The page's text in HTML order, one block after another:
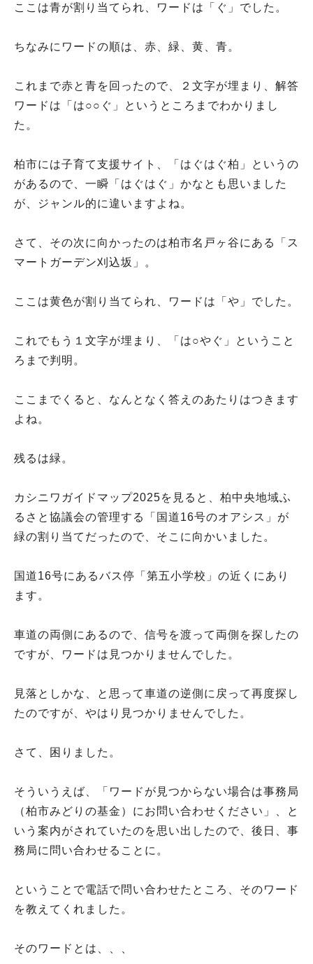
ここは青が割り当てられ、ワードは「ぐ」でした。
ちなみにワードの順は、赤、緑、黄、青。
これまで赤と青を回ったので、２文字が埋まり、解答
ワードは「は○○ぐ」というところまでわかりまし
た。
柏市には子育て支援サイト、「はぐはぐ柏」というの
があるので、一瞬「はぐはぐ」かなとも思いました
が、ジャンル的に違いますよね。
さて、その次に向かったのは柏市名戸ヶ谷にある「ス
マートガーデン刈込坂」。
ここは黄色が割り当てられ、ワードは「や」でした。
これでもう１文字が埋まり、「は○やぐ」ということ
ろまで判明。
ここまでくると、なんとなく答えのあたりはつきます
よね。
残るは緑。
カシニワガイドマップ2025を見ると、柏中央地域ふ
るさと協議会の管理する「国道16号のオアシス」が
緑の割り当てだったので、そこに向かいました。
国道16号にあるバス停「第五小学校」の近くにあり
ます。
車道の両側にあるので、信号を渡って両側を探したの
ですが、ワードは見つかりませんでした。
見落としかな、と思って車道の逆側に戻って再度探し
たのですが、やはり見つかりませんでした。
さて、困りました。
そういうえば、「ワードが見つからない場合は事務局
（柏市みどりの基金）にお問い合わせください」、と
いう案内がされていたのを思い出したので、後日、事
務局に問い合わせることに。
ということで電話で問い合わせたところ、そのワード
を教えてくれました。
そのワードとは、、、